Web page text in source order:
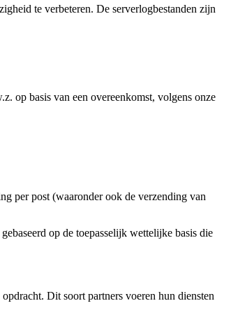
te verbeteren. De serverlogbestanden zijn
op basis van een overeenkomst, volgens onze
per post (waaronder ook de verzending van
op de toepasselijk wettelijke basis die
Dit soort partners voeren hun diensten